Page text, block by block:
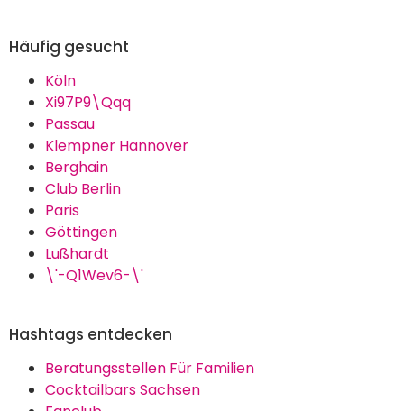
Häufig gesucht
Köln
Xi97P9\Qqq
Passau
Klempner Hannover
Berghain
Club Berlin
Paris
Göttingen
Lußhardt
\'-Q1Wev6-\'
Hashtags entdecken
Beratungsstellen Für Familien
Cocktailbars Sachsen